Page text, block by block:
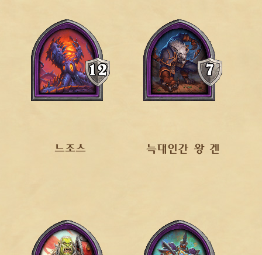
느조스 늑대인간 왕 겐